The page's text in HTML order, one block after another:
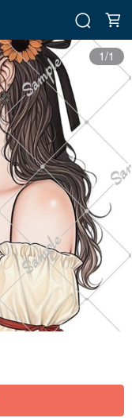
1/1